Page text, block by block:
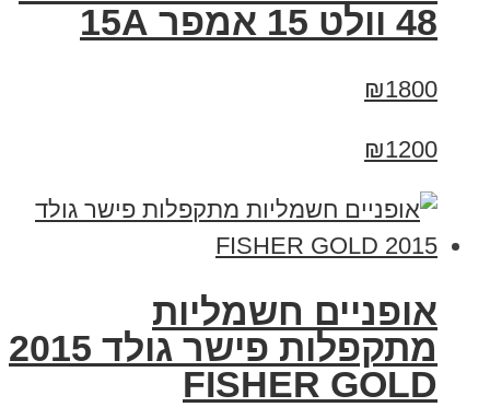
48 וולט 15 אמפר 15A
₪1800
₪1200
אופניים חשמליות
מתקפלות פישר גולד 2015
FISHER GOLD